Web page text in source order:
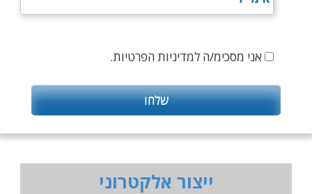
אני מסכימ/ה למדיניות הפרטיות.
ייצור אלקטרוני